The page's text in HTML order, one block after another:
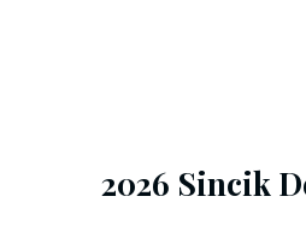
2026 Sincik